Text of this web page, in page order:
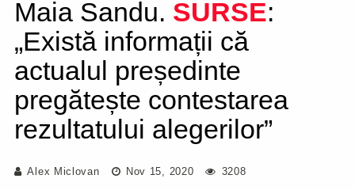
Maia Sandu. SURSE:
„Există informații că
actualul președinte
pregătește contestarea
rezultatului alegerilor”
Alex Miclovan Nov 15, 2020 3208